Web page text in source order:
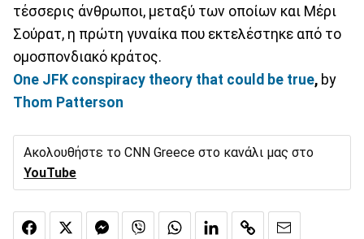
τέσσερις άνθρωποι, μεταξύ των οποίων και Μέρι
Σούρατ, η πρώτη γυναίκα που εκτελέστηκε από το
ομοσπονδιακό κράτος.
One JFK conspiracy theory that could be true, by
Thom Patterson
Ακολουθήστε το CNN Greece στο κανάλι μας στο
YouTube